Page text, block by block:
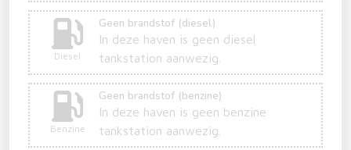
Diesel
Geen brandstof (diesel)
In deze haven is geen diesel
tankstation aanwezig.
Benzine
Geen brandstof (benzine)
In deze haven is geen benzine
tankstation aanwezig.